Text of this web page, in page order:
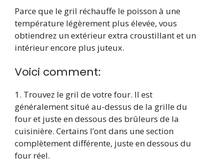
Parce que le gril réchauffe le poisson à une
température légèrement plus élevée, vous
obtiendrez un extérieur extra croustillant et un
intérieur encore plus juteux.
Voici comment:
1. Trouvez le gril de votre four. Il est
généralement situé au-dessus de la grille du
four et juste en dessous des brûleurs de la
cuisinière. Certains l’ont dans une section
complètement différente, juste en dessous du
four réel.